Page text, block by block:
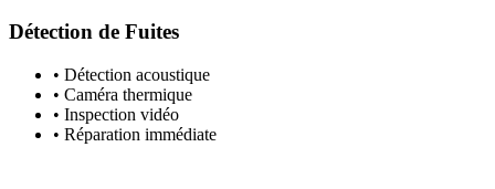
Détection de Fuites
• Détection acoustique
• Caméra thermique
• Inspection vidéo
• Réparation immédiate